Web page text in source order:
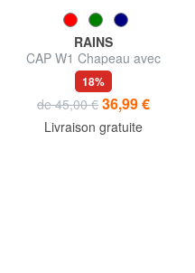
RAINS
CAP W1 Chapeau avec
visière
18%
de 45,00 € 36,99 €
Livraison gratuite